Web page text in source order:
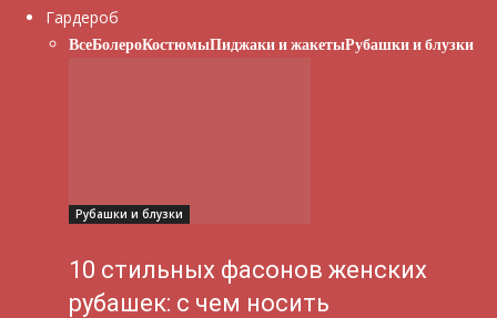
Гардероб
ВсеБолероКостюмыПиджаки и жакетыРубашки и блузки
Рубашки и блузки
10 стильных фасонов женских
рубашек: с чем носить